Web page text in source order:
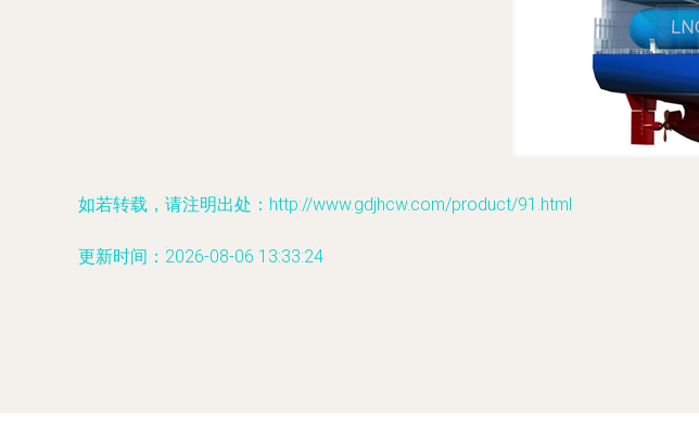
如若转载，请注明出处：http://www.gdjhcw.com/product/91.html
更新时间：2026-08-06 13:33:24